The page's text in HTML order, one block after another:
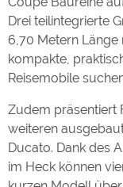
Drei teilintegrierte
6,70 Metern Länge
kompakte,
Reisemobile
Zudem präsentiert
weiteren
Ducato. Dank des
im Heck können